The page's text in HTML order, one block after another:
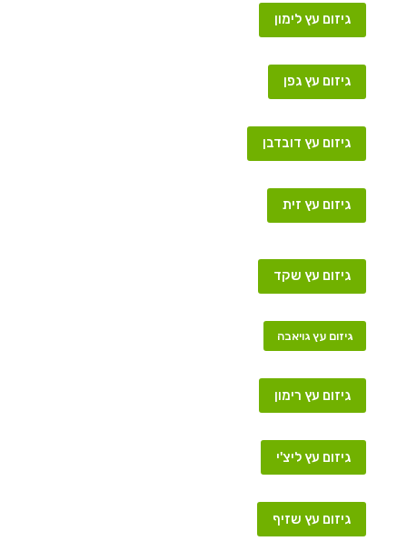
גיזום עץ לימון
גיזום עץ גפן
גיזום עץ דובדבן
גיזום עץ זית
גיזום עץ שקד
גיזום עץ גויאבה
גיזום עץ רימון
גיזום עץ ליצ'י
גיזום עץ שזיף